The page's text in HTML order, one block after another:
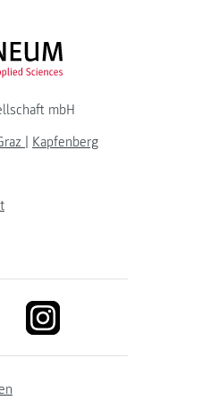
FH JOANNEUM Logo
mbH
| Kapfenberg
link to instagram